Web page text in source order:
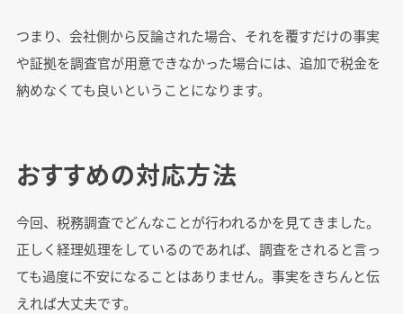
つまり、会社側から反論された場合、それを覆すだけの事実
や証拠を調査官が用意できなかった場合には、追加で税金を
納めなくても良いということになります。
おすすめの対応方法
今回、税務調査でどんなことが行われるかを見てきました。
正しく経理処理をしているのであれば、調査をされると言っ
ても過度に不安になることはありません。事実をきちんと伝
えれば大丈夫です。